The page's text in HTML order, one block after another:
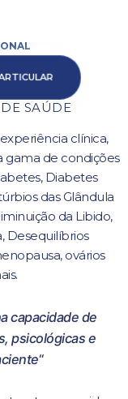
SAÚDE
clínica,
gama de condições
Diabetes
das Glândula
da Libido,
Desequilíbrios
ovários
capacidade de
psicológicas e
“